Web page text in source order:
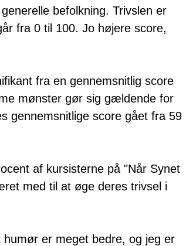
befolkning. Trivslen er
fra 0 til 100. Jo højere score,
fra en gennemsnitlig score
mønster gør sig gældende for
gennemsnitlige score gået fra 59
af kursisterne på "Når Synet
med til at øge deres trivsel i
er meget bedre, og jeg er